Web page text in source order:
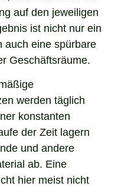
auf den jeweiligen
ist nicht nur ein
auch eine spürbare
Geschäftsräume.
werden täglich
konstanten
der Zeit lagern
und andere
ab. Eine
hier meist nicht